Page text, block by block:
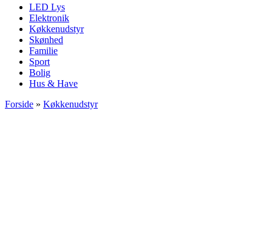
LED Lys
Elektronik
Køkkenudstyr
Skønhed
Familie
Sport
Bolig
Hus & Have
Forside » Køkkenudstyr